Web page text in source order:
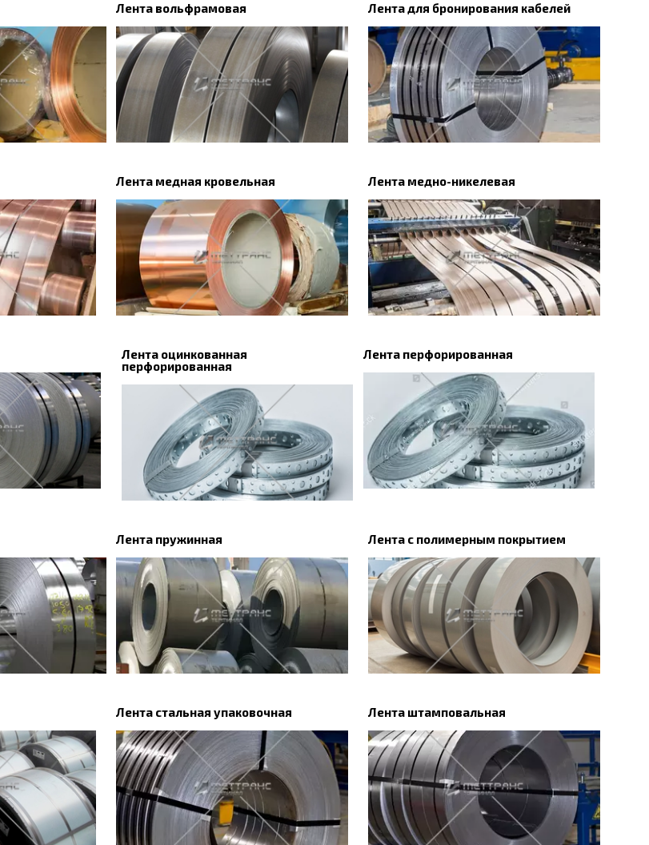
Лента вольфрамовая Лента для бронирования кабелей
Лента медная кровельная Лента медно-никелевая
Лента оцинкованная
перфорированная
Лента перфорированная
Лента пружинная Лента с полимерным покрытием
Лента стальная упаковочная Лента штамповальная